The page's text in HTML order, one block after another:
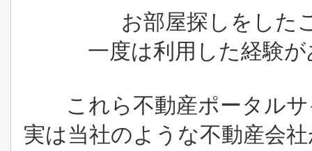
お部屋探しをした
一度は利用した経験
これら不動産ポータル
実は当社のような不動産会